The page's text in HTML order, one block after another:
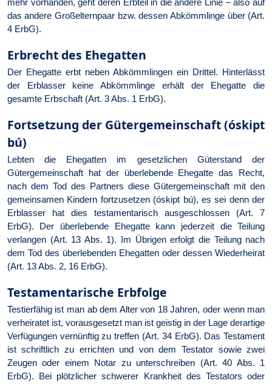
das andere Großelternpaar bzw. dessen Abkömmlinge über (Art.
4 ErbG).
Erbrecht des Ehegatten
Der Ehegatte erbt neben Abkömmlingen ein Drittel. Hinterlässt
der Erblasser keine Abkömmlinge erhält der Ehegatte die
gesamte Erbschaft (Art. 3 Abs. 1 ErbG).
Fortsetzung der Gütergemeinschaft (óskipt
bú)
Lebten die Ehegatten im gesetzlichen Güterstand der
Gütergemeinschaft hat der überlebende Ehegatte das Recht,
nach dem Tod des Partners diese Gütergemeinschaft mit den
gemeinsamen Kindern fortzusetzen (óskipt bú), es sei denn der
Erblasser hat dies testamentarisch ausgeschlossen (Art. 7
ErbG). Der überlebende Ehegatte kann jederzeit die Teilung
verlangen (Art. 13 Abs. 1). Im Übrigen erfolgt die Teilung nach
dem Tod des überlebenden Ehegatten oder dessen Wiederheirat
(Art. 13 Abs. 2, 16 ErbG).
Testamentarische Erbfolge
Testierfähig ist man ab dem Alter von 18 Jahren, oder wenn man
verheiratet ist, vorausgesetzt man ist geistig in der Lage derartige
Verfügungen vernünftig zu treffen (Art. 34 ErbG). Das Testament
ist schriftlich zu errichten und von dem Testator sowie zwei
Zeugen oder einem Notar zu unterschreiben (Art. 40 Abs. 1
ErbG). Bei plötzlicher schwerer Krankheit des Testators oder